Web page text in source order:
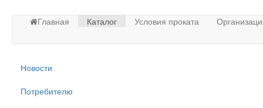
Главная Каталог Условия проката
Новости
Потребителю